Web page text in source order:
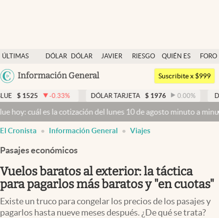
ÚLTIMAS
NOTICIAS
DÓLAR
DÓLAR
JAVIER
RIESGO
QUIÉN ES
QUIÉN
FORO
Argentina
México
Información General
Dólar
Members
Economía y Política
Finanzas y Mercados
Mercados Online
Negocios
Columnistas
Otras secciones
Apertura
Suscribite x $999
% DÓLAR TARJETA $ 1976 0.00% DÓLAR MEP
cotización del lunes 10 de agosto minuto a minutoDólar hoy y
El Cronista Información General Viajes
Pasajes económicos
Vuelos baratos al exterior: la táctica
para pagarlos más baratos y "en cuotas"
Existe un truco para congelar los precios de los pasajes y
pagarlos hasta nueve meses después. ¿De qué se trata?